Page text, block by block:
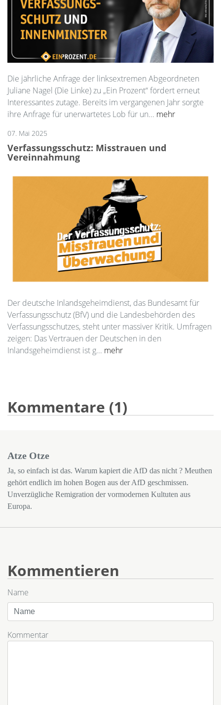
Die jährliche Anfrage der linksextremen Abgeordneten
Juliane Nagel (Die Linke) zu „Ein Prozent“ fördert erneut
Interessantes zutage. Bereits im vergangenen Jahr sorgte
ihre Anfrage für unerwartetes Lob für un... mehr
07. Mai 2025
Verfassungsschutz: Misstrauen und
Vereinnahmung
Der deutsche Inlandsgeheimdienst, das Bundesamt für
Verfassungsschutz (BfV) und die Landesbehörden des
Verfassungsschutzes, steht unter massiver Kritik. Umfragen
zeigen: Das Vertrauen der Deutschen in den
Inlandsgeheimdienst ist g... mehr
Kommentare (1)
Atze Otze
Ja, so einfach ist das. Warum kapiert die AfD das nicht ? Meuthen
gehört endlich im hohen Bogen aus der AfD geschmissen.
Unverzügliche Remigration der vormodernen Kultuten aus
Europa.
Kommentieren
Name
Kommentar